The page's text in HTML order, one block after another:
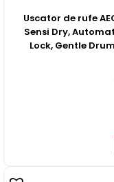
Uscator de rufe
Sensi Dry,
Lock, Gentle